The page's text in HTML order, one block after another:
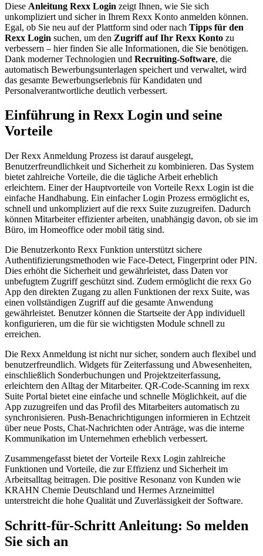
Diese Anleitung Rexx Login zeigt Ihnen, wie Sie sich
unkompliziert und sicher in Ihrem Rexx Konto anmelden können.
Egal, ob Sie neu auf der Plattform sind oder nach Tipps für den
Rexx Login suchen, um den Zugriff auf Ihr Rexx Konto zu
verbessern – hier finden Sie alle Informationen, die Sie benötigen.
Dank moderner Technologien und Recruiting-Software, die
automatisch Bewerbungsunterlagen speichert und verwaltet, wird
das gesamte Bewerbungserlebnis für Kandidaten und
Personalverantwortliche deutlich verbessert.
Einführung in Rexx Login und seine
Vorteile
Der Rexx Anmeldung Prozess ist darauf ausgelegt,
Benutzerfreundlichkeit und Sicherheit zu kombinieren. Das System
bietet zahlreiche Vorteile, die die tägliche Arbeit erheblich
erleichtern. Einer der Hauptvorteile von Vorteile Rexx Login ist die
einfache Handhabung. Ein einfacher Login Prozess ermöglicht es,
schnell und unkompliziert auf die rexx Suite zuzugreifen. Dadurch
können Mitarbeiter effizienter arbeiten, unabhängig davon, ob sie im
Büro, im Homeoffice oder mobil tätig sind.
Die Benutzerkonto Rexx Funktion unterstützt sichere
Authentifizierungsmethoden wie Face-Detect, Fingerprint oder PIN.
Dies erhöht die Sicherheit und gewährleistet, dass Daten vor
unbefugtem Zugriff geschützt sind. Zudem ermöglicht die rexx Go
App den direkten Zugang zu allen Funktionen der rexx Suite, was
einen vollständigen Zugriff auf die gesamte Anwendung
gewährleistet. Benutzer können die Startseite der App individuell
konfigurieren, um die für sie wichtigsten Module schnell zu
erreichen.
Die Rexx Anmeldung ist nicht nur sicher, sondern auch flexibel und
benutzerfreundlich. Widgets für Zeiterfassung und Abwesenheiten,
einschließlich Sonderbuchungen und Projektzeiterfassung,
erleichtern den Alltag der Mitarbeiter. QR-Code-Scanning im rexx
Suite Portal bietet eine einfache und schnelle Möglichkeit, auf die
App zuzugreifen und das Profil des Mitarbeiters automatisch zu
synchronisieren. Push-Benachrichtigungen informieren in Echtzeit
über neue Posts, Chat-Nachrichten oder Anträge, was die interne
Kommunikation im Unternehmen erheblich verbessert.
Zusammengefasst bietet der Vorteile Rexx Login zahlreiche
Funktionen und Vorteile, die zur Effizienz und Sicherheit im
Arbeitsalltag beitragen. Die positive Resonanz von Kunden wie
KRAHN Chemie Deutschland und Hermes Arzneimittel
unterstreicht die hohe Qualität und Zuverlässigkeit der Software.
Schritt-für-Schritt Anleitung: So melden
Sie sich an